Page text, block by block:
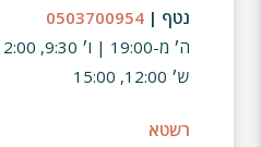
נטף | 0503700954
ה׳ מ-19:00 | ו׳ 9:30, 12:00, 15:00
ש׳ 12:00, 15:00
רשטא